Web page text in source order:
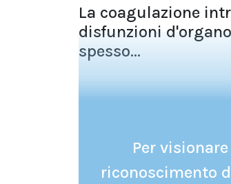
La coagulazione
disfunzioni
spesso...
Per
riconoscimento